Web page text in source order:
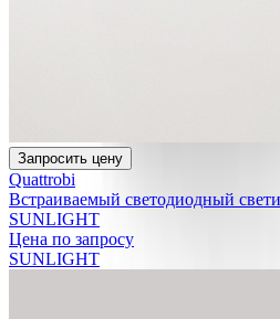
Запросить цену
Quattrobi
Встраиваемый светодиодный
SUNLIGHT
Цена по запросу
SUNLIGHT